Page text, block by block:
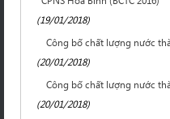
(19/01/2018)
Công bố chất lượng nước
(20/01/2018)
Công bố chất lượng nước
(20/01/2018)